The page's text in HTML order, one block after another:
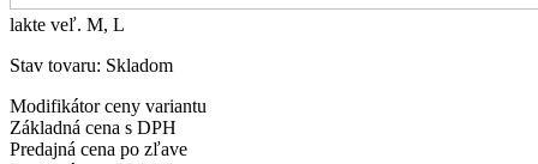
lakte veľ. M, L
Stav tovaru: Skladom
Modifikátor ceny variantu
Základná cena s DPH
Predajná cena po zľave